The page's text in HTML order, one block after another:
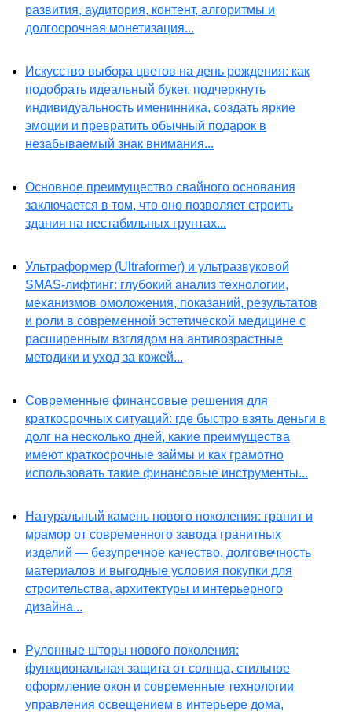
развития, аудитория, контент, алгоритмы и
долгосрочная монетизация...
Искусство выбора цветов на день рождения: как
подобрать идеальный букет, подчеркнуть
индивидуальность именинника, создать яркие
эмоции и превратить обычный подарок в
незабываемый знак внимания...
Основное преимущество свайного основания
заключается в том, что оно позволяет строить
здания на нестабильных грунтах...
Ультраформер (Ultraformer) и ультразвуковой
SMAS-лифтинг: глубокий анализ технологии,
механизмов омоложения, показаний, результатов
и роли в современной эстетической медицине с
расширенным взглядом на антивозрастные
методики и уход за кожей...
Современные финансовые решения для
краткосрочных ситуаций: где быстро взять деньги в
долг на несколько дней, какие преимущества
имеют краткосрочные займы и как грамотно
использовать такие финансовые инструменты...
Натуральный камень нового поколения: гранит и
мрамор от современного завода гранитных
изделий — безупречное качество, долговечность
материалов и выгодные условия покупки для
строительства, архитектуры и интерьерного
дизайна...
Рулонные шторы нового поколения:
функциональная защита от солнца, стильное
оформление окон и современные технологии
управления освещением в интерьере дома,